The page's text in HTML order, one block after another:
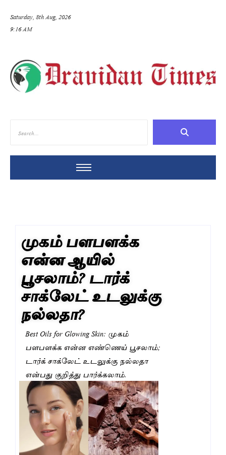
Saturday, 8th Aug, 2026
9:16 AM
முகம் பளபளக்க
என்ன ஆயில்
பூசலாம்? டார்க்
சாக்லேட் உடலுக்கு
நல்லதா?
Best Oils for Glowing Skin: முகம்
பளபளக்க என்ன எண்ணெய் பூசலாம்;
டார்க் சாக்லேட் உடலுக்கு நல்லதா
என்பது குறித்து பார்க்கலாம்.